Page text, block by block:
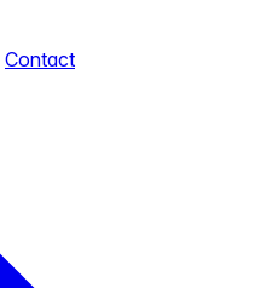
Contact